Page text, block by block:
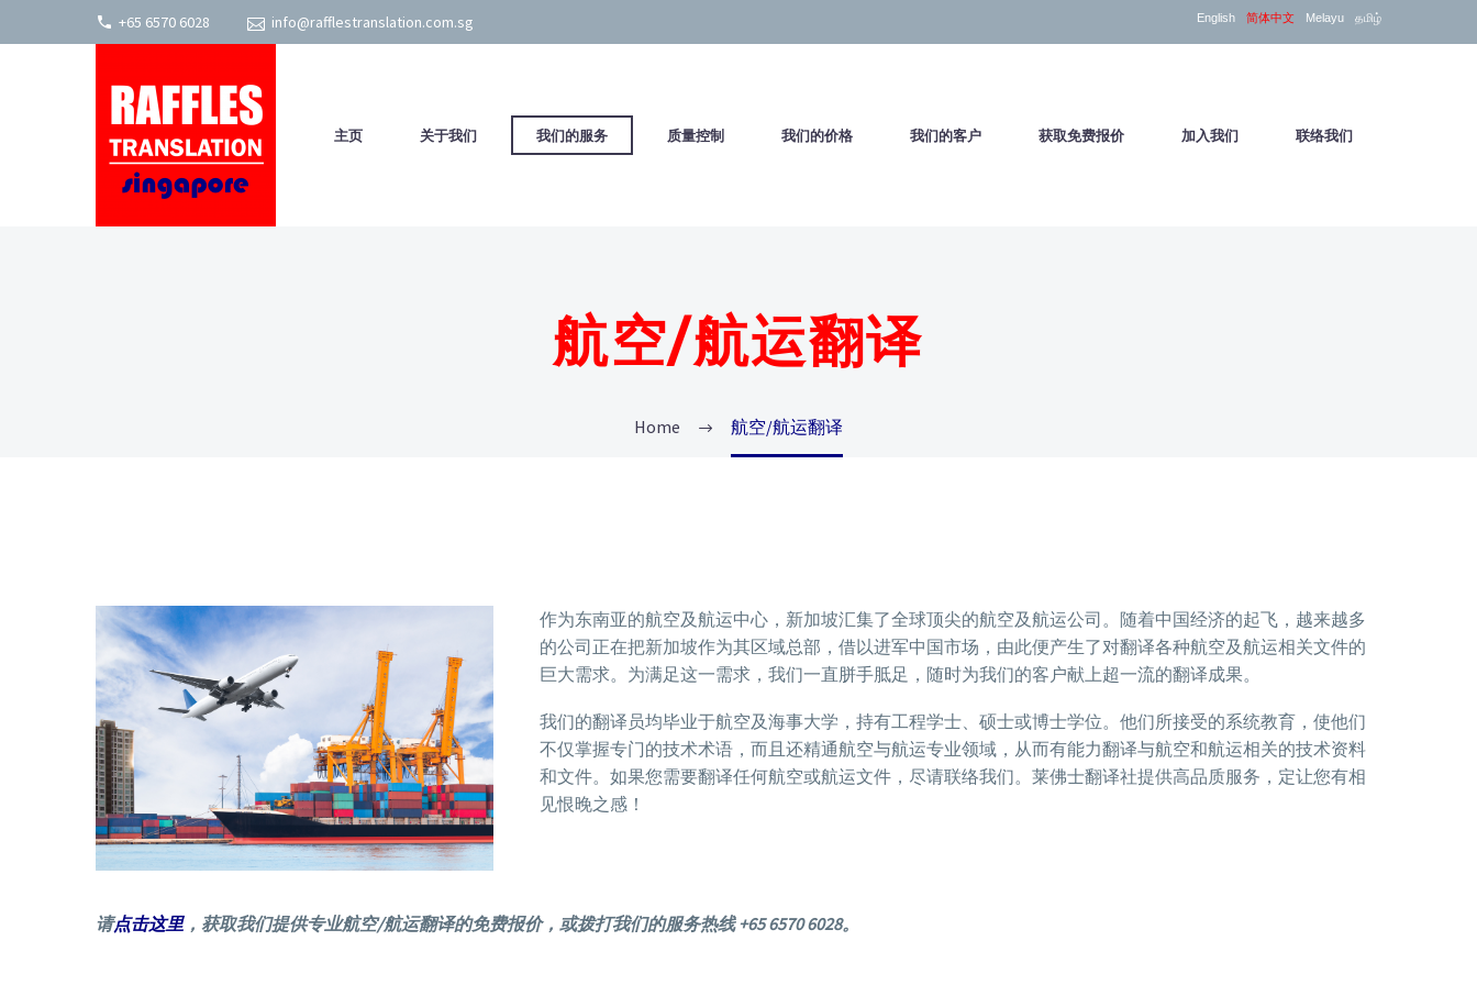
+65 6570 6028 info@rafflestranslation.com.sg English 简体中文 Melayu தமிழ்
主页 关于我们 我们的服务 质量控制 我们的价格 我们的客户 获取免费报价 加入我们 联络我们
航空/航运翻译
Home 航空/航运翻译
作为东南亚的航空及航运中心，新加坡汇集了全球顶尖的航空及航运公司。随着中国经济的起飞，越来越多
的公司正在把新加坡作为其区域总部，借以进军中国市场，由此便产生了对翻译各种航空及航运相关文件的
巨大需求。为满足这一需求，我们一直胼手胝足，随时为我们的客户献上超一流的翻译成果。
我们的翻译员均毕业于航空及海事大学，持有工程学士、硕士或博士学位。他们所接受的系统教育，使他们
不仅掌握专门的技术术语，而且还精通航空与航运专业领域，从而有能力翻译与航空和航运相关的技术资料
和文件。如果您需要翻译任何航空或航运文件，尽请联络我们。莱佛士翻译社提供高品质服务，定让您有相
见恨晚之感！
请点击这里，获取我们提供专业航空/航运翻译的免费报价，或拨打我们的服务热线 +65 6570 6028。